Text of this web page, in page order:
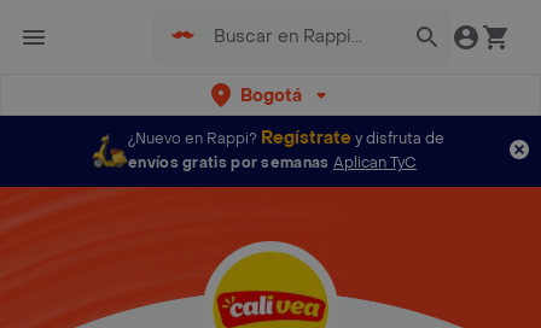
Bogotá
¿Nuevo en Rappi? Regístratey disfruta de
envíos gratis por semanas Aplican TyC